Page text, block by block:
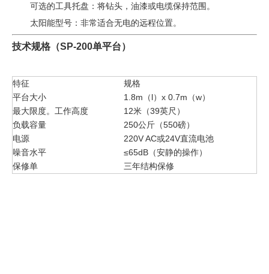
可选的工具托盘：将钻头，油漆或电缆保持范围。
太阳能型号：非常适合无电的远程位置。
技术规格（SP-200单平台）
特征
规格
平台大小
1.8m（l）x 0.7m（w）
最大限度。工作高度
12米（39英尺）
负载容量
250公斤（550磅）
电源
220V AC或24V直流电池
噪音水平
≤65dB（安静的操作）
保修单
三年结构保修